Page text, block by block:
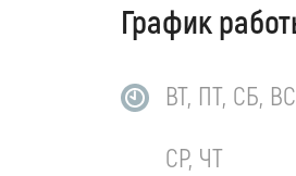
График
ВТ, ПТ, СБ, ВС
СР, ЧТ